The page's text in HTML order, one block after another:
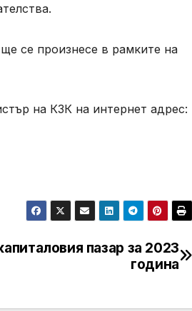
се произнесе в рамките на
на КЗК на интернет адрес:
пазар за 2023
година